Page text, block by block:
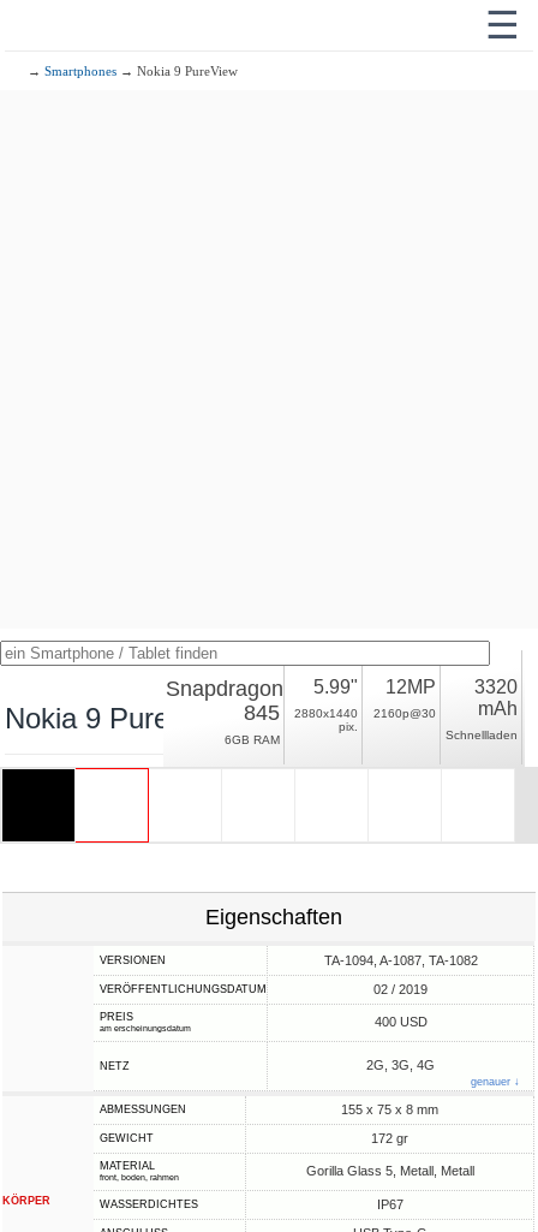
☰
→Smartphones → Nokia 9 PureView
Nokia 9 PureView
Snapdragon
845
6GB RAM
5.99"
2880x1440
pix.
12MP
2160p@30
3320
mAh
Schnellladen
Eigenschaften
VERSIONEN TA-1094, A-1087, TA-1082
VERÖFFENTLICHUNGSDATUM 02 / 2019
PREIS
am erscheinungsdatum 400 USD
NETZ 2G, 3G, 4G
genauer ↓
KÖRPER
ABMESSUNGEN 155 x 75 x 8 mm
GEWICHT 172 gr
MATERIAL
front, boden, rahmen Gorilla Glass 5, Metall, Metall
WASSERDICHTES IP67